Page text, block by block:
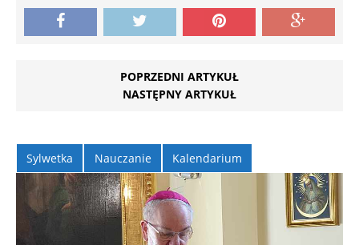
POPRZEDNI ARTYKUŁ
NASTĘPNY ARTYKUŁ
Sylwetka Nauczanie Kalendarium